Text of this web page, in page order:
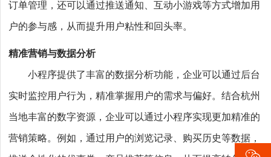
订单管理，还可以通过推送通知、互动小游戏等方式增加用
户的参与感，从而提升用户粘性和回头率。
精准营销与数据分析
小程序提供了丰富的数据分析功能，企业可以通过后台
实时监控用户行为，精准掌握用户的需求与偏好。结合杭州
当地丰富的数字资源，企业可以通过小程序实现更加精准的
营销策略。例如，通过用户的浏览记录、购买历史等数据，